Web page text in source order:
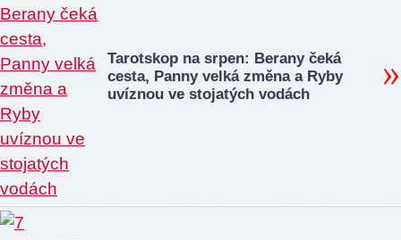
Tarotskop na srpen: Berany čeká
cesta, Panny velká změna a Ryby
uvíznou ve stojatých vodách